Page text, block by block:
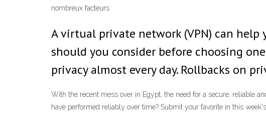
nombreux facteurs
A virtual private network (VPN) can
should you consider before choosing
privacy almost every day. Rollbacks on
With the recent mess over in Egypt, the need for a secure, reliable
have performed reliably over time? Submit your favorite in this